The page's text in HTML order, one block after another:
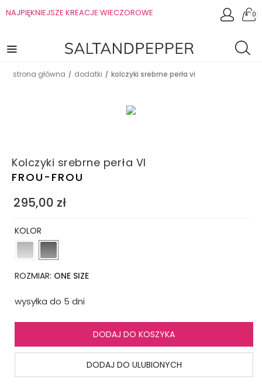
NAJPIĘKNIEJSZE KREACJE WIECZOROWE 0
strona główna / dodatki / kolczyki srebrne perła vi
Kolczyki srebrne perła VI
FROU-FROU
295,00 zł
KOLOR
ROZMIAR: ONE SIZE
wysyłka do 5 dni
DODAJ DO KOSZYKA
DODAJ DO ULUBIONYCH